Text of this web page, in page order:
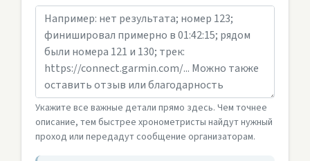
Укажите все важные детали прямо здесь. Чем точнее
описание, тем быстрее хронометристы найдут нужный
проход или передадут сообщение организаторам.